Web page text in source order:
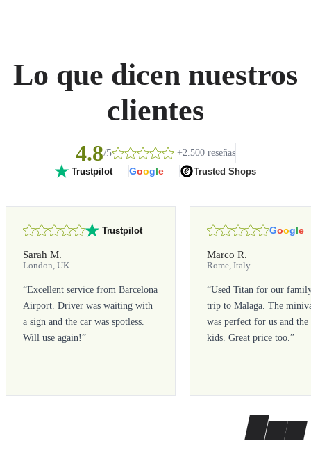
Lo que dicen nuestros
clientes
4.8/5 +2.500 reseñas
Trustpilot Google Trusted Shops
Trustpilot
Sarah M.
London, UK
“Excellent service from Barcelona
Airport. Driver was waiting with
a sign and the car was spotless.
Will use again!”
Google
Marco R.
Rome, Italy
“Used Titan for our
trip to Malaga. The
was perfect for us and the
kids. Great price too.”